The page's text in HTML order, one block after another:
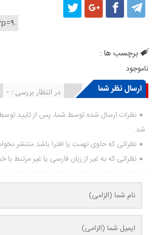
برچسب ها :
ناموجود
ارسال نظر شما در انتظار بررسی : 0 انتشار یافته : ۰
نظرات ارسال شده توسط شما، پس از تایید
شد.
نظراتی که حاوی تهمت یا افترا باشد منتشر
نظراتی که به غیر از زبان فارسی یا غیر مرتبط